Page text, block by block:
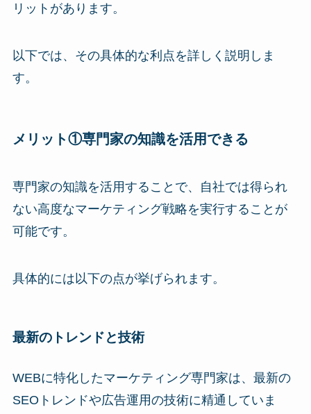
リットがあります。
以下では、その具体的な利点を詳しく説明しま
す。
メリット①専門家の知識を活用できる
専門家の知識を活用することで、自社では得られ
ない高度なマーケティング戦略を実行することが
可能です。
具体的には以下の点が挙げられます。
最新のトレンドと技術
WEBに特化したマーケティング専門家は、最新の
SEOトレンドや広告運用の技術に精通していま